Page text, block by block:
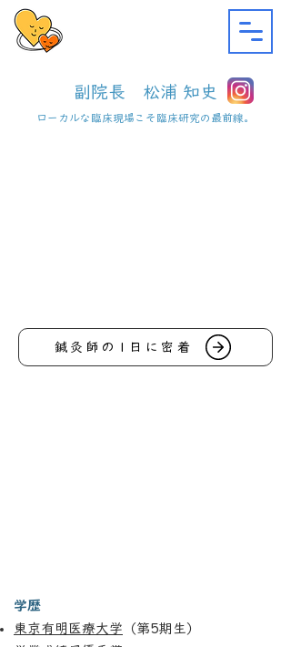
副院長 松浦 知史
ローカルな臨床現場こそ臨床研究の最前線。
鍼灸師の1日に密着
学歴
東京有明医療大学 （第5期生）